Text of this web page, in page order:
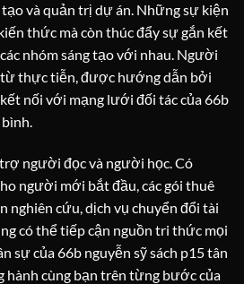
và quản trị dự án. Những sự kiện
thức mà còn thúc đẩy sự gắn kết
nhóm sáng tạo với nhau. Người
từ thực tiễn, được hướng dẫn bởi
nối với mạng lưới đối tác của 66b
người đọc và người học. Có
người mới bắt đầu, các gói thuê
nghiên cứu, dịch vụ chuyển đổi tài
có thể tiếp cận nguồn tri thức mọi
sự của 66b nguyễn sỹ sách p15 tân
hành cùng bạn trên từng bước của